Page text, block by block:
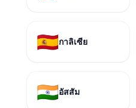
🇪🇸กาลิเซีย
🇮🇳อัสสัม